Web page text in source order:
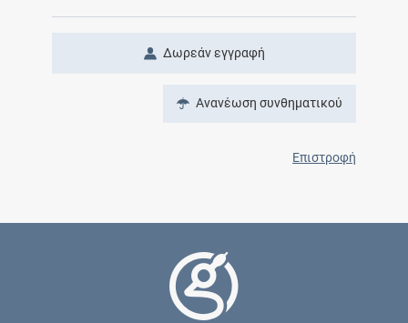
Δωρεάν εγγραφή
Ανανέωση συνθηματικού
Επιστροφή